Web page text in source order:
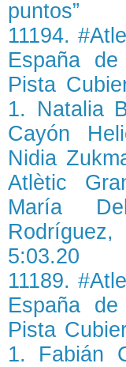
puntos”
11194.
España
Pista
1. Natalia
Cayón
Nidia
Atlètic
María
5:03.20
11189.
España
Pista
1. Fabián